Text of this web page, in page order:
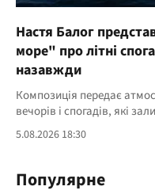
Настя Балог
море" про літні
назавжди
Композиція передає
вечорів і спогадів, які
5.08.2026 18:30
Популярне